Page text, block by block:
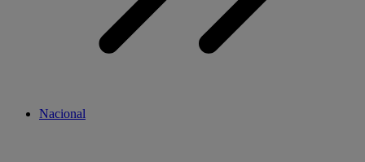
Nacional